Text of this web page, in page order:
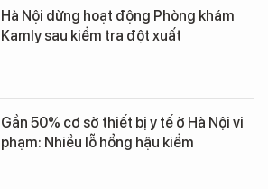
Hà Nội dừng hoạt động Phòng khám
Kamly sau kiểm tra đột xuất
Gần 50% cơ sở thiết bị y tế ở Hà Nội vi
phạm: Nhiều lỗ hổng hậu kiểm